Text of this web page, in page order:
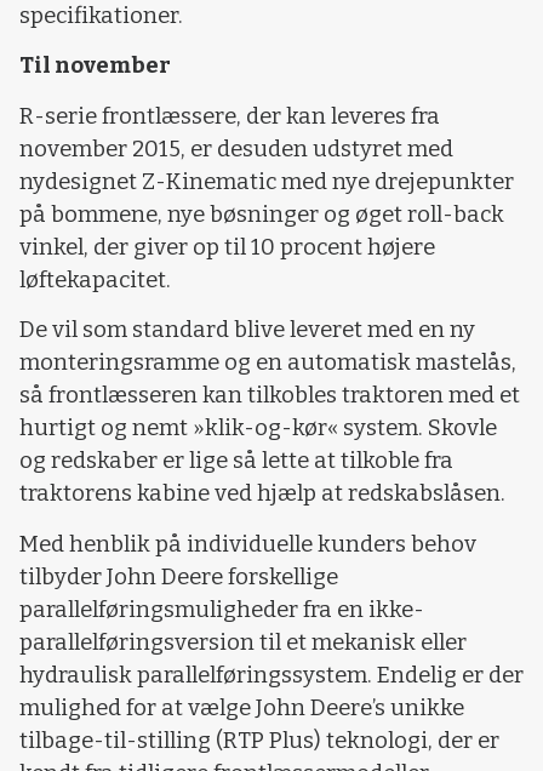
specifikationer.
Til november
R-serie frontlæssere, der kan leveres fra
november 2015, er desuden udstyret med
nydesignet Z-Kinematic med nye drejepunkter
på bommene, nye bøsninger og øget roll-back
vinkel, der giver op til 10 procent højere
løftekapacitet.
De vil som standard blive leveret med en ny
monteringsramme og en automatisk mastelås,
så frontlæsseren kan tilkobles traktoren med et
hurtigt og nemt »klik-og-kør« system. Skovle
og redskaber er lige så lette at tilkoble fra
traktorens kabine ved hjælp at redskabslåsen.
Med henblik på individuelle kunders behov
tilbyder John Deere forskellige
parallelføringsmuligheder fra en ikke-
parallelføringsversion til et mekanisk eller
hydraulisk parallelføringssystem. Endelig er der
mulighed for at vælge John Deere’s unikke
tilbage-til-stilling (RTP Plus) teknologi, der er